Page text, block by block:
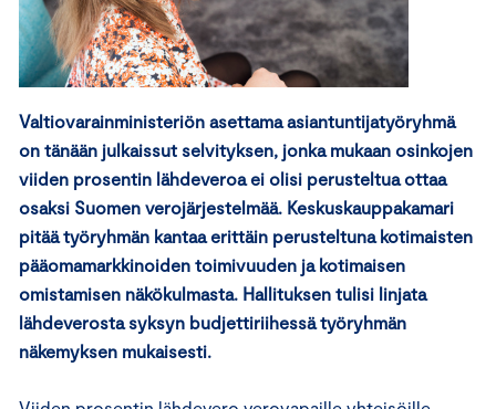
Valtiovarainministeriön asettama asiantuntijatyöryhmä
on tänään julkaissut selvityksen, jonka mukaan osinkojen
viiden prosentin lähdeveroa ei olisi perusteltua ottaa
osaksi Suomen verojärjestelmää. Keskuskauppakamari
pitää työryhmän kantaa erittäin perusteltuna kotimaisten
pääomamarkkinoiden toimivuuden ja kotimaisen
omistamisen näkökulmasta. Hallituksen tulisi linjata
lähdeverosta syksyn budjettiriihessä työryhmän
näkemyksen mukaisesti.